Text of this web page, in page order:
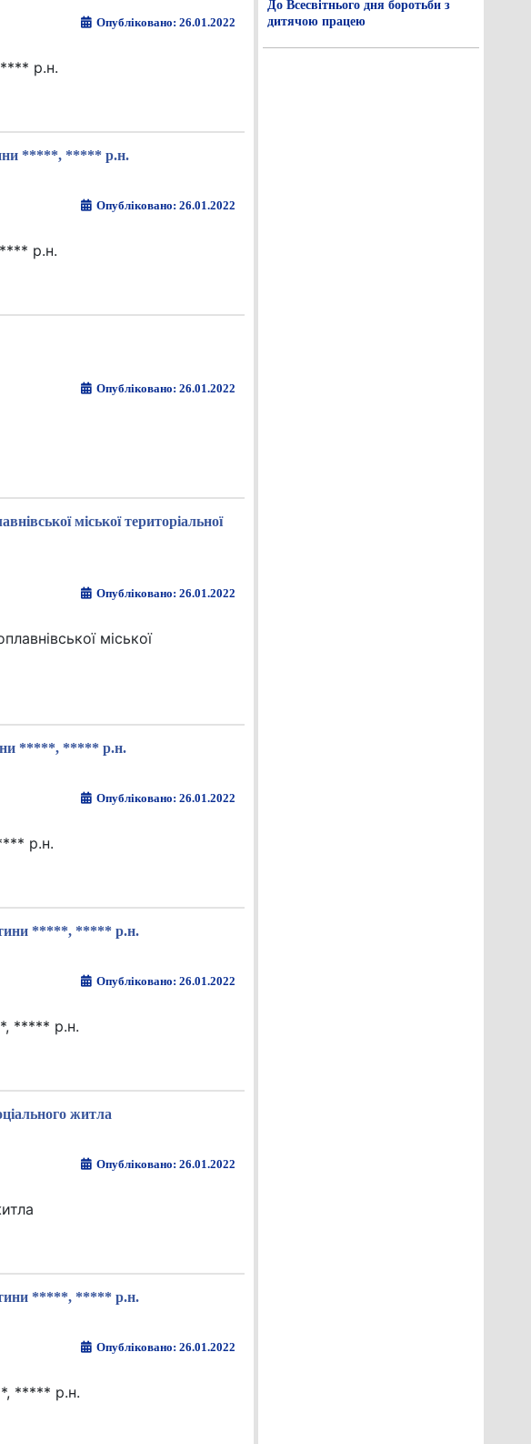
Опубліковано: 26.01.2022
р.н.
*****, ***** р.н.
Опубліковано: 26.01.2022
р.н.
Опубліковано: 26.01.2022
міської територіальної
Опубліковано: 26.01.2022
міської
*****, ***** р.н.
Опубліковано: 26.01.2022
р.н.
*****, ***** р.н.
Опубліковано: 26.01.2022
***** р.н.
житла
Опубліковано: 26.01.2022
*****, ***** р.н.
Опубліковано: 26.01.2022
***** р.н.
До Всесвітнього дня боротьби з
дитячою працею